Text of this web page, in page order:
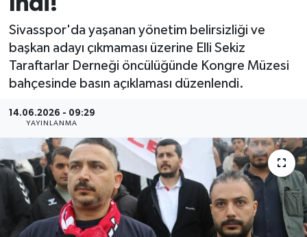
Sivasspor'da yaşanan yönetim belirsizliği ve
başkan adayı çıkmaması üzerine Elli Sekiz
Taraftarlar Derneği öncülüğünde Kongre Müzesi
bahçesinde basın açıklaması düzenlendi.
14.06.2026 - 09:29
YAYINLANMA
MAGAZİN
ÖZEL HABER
SAĞLIK
SİYASET
SOSYAL YARDIMLAR
SPONSORLU YAZI